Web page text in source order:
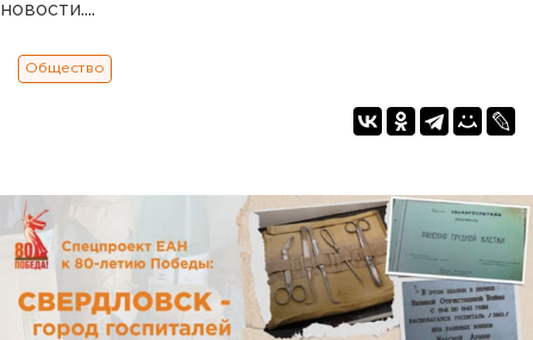
новости....
Общество